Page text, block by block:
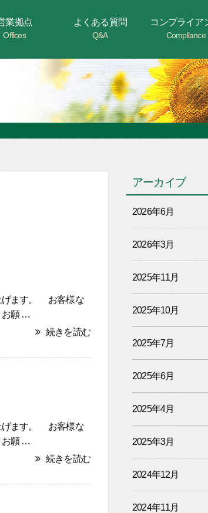
業拠点
Offices
よくある質問
Q&A
コンプライア
Compliance
げます。 お客様な
お願 …
続きを読む
げます。 お客様な
お願 …
続きを読む
アーカイブ
2026年6月
2026年3月
2025年11月
2025年10月
2025年7月
2025年6月
2025年4月
2025年3月
2024年12月
2024年11月